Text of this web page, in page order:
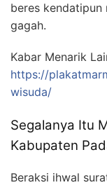
beres
gagah.
Kabar Menarik
https://
wisuda/
Segalanya Itu
Kabupaten
Beraksi ihwal